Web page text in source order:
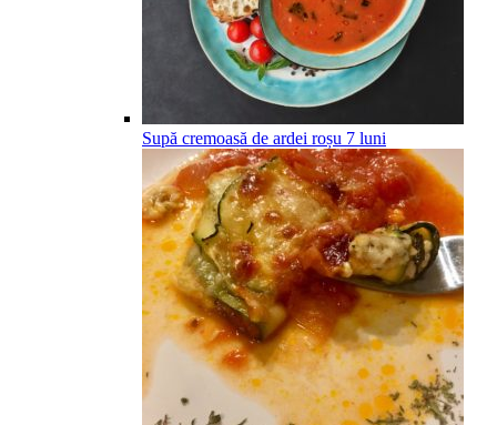
Supă cremoasă de ardei roșu 7 luni